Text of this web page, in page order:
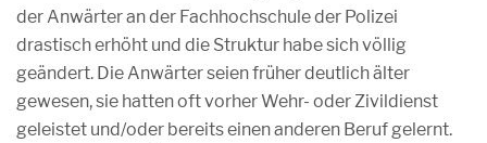
der Anwärter an der Fachhochschule der Polizei
drastisch erhöht und die Struktur habe sich völlig
geändert. Die Anwärter seien früher deutlich älter
gewesen, sie hatten oft vorher Wehr- oder Zivildienst
geleistet und/oder bereits einen anderen Beruf gelernt.